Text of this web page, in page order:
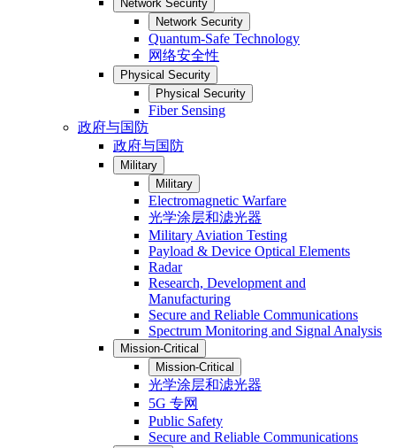
Network Security
Network Security
Quantum-Safe Technology
网络安全性
Physical Security
Physical Security
Fiber Sensing
政府与国防
政府与国防
Military
Military
Electromagnetic Warfare
光学涂层和滤光器
Military Aviation Testing
Payload & Device Optical Elements
Radar
Research, Development and
Manufacturing
Secure and Reliable Communications
Spectrum Monitoring and Signal Analysis
Mission-Critical
Mission-Critical
光学涂层和滤光器
5G 专网
Public Safety
Secure and Reliable Communications